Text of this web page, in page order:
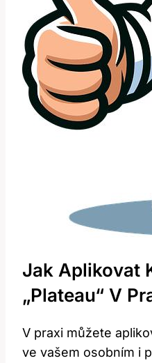
Jak Aplikovat
„Plateau“ V
V praxi můžete
ve vašem osobním i